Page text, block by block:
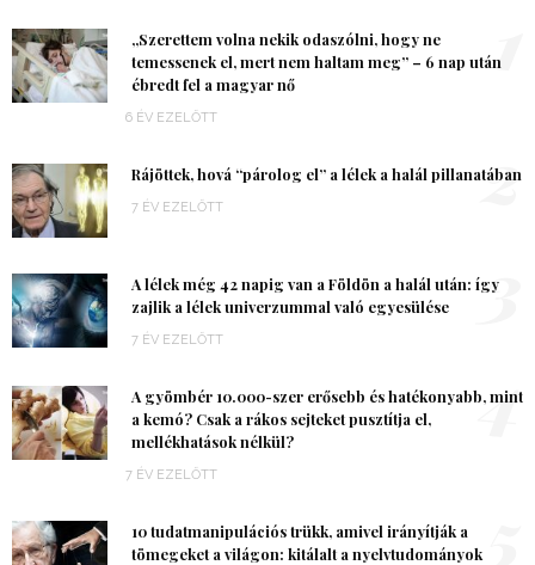
„Szerettem volna nekik odaszólni, hogy ne
temessenek el, mert nem haltam meg” – 6 nap után
ébredt fel a magyar nő
6 ÉV EZELŐTT
1
Rájöttek, hová “párolog el” a lélek a halál pillanatában
7 ÉV EZELŐTT 2
A lélek még 42 napig van a Földön a halál után: így
zajlik a lélek univerzummal való egyesülése
7 ÉV EZELŐTT
3
A gyömbér 10.000-szer erősebb és hatékonyabb, mint
a kemó? Csak a rákos sejteket pusztítja el,
mellékhatások nélkül?
7 ÉV EZELŐTT
4
10 tudatmanipulációs trükk, amivel irányítják a
tömegeket a világon: kitálalt a nyelvtudományok